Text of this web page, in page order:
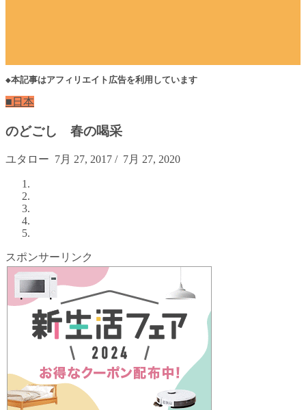
◆本記事はアフィリエイト広告を利用しています
■日本
のどごし 春の喝采
ユタロー 7月 27, 2017 / 7月 27, 2020
スポンサーリンク